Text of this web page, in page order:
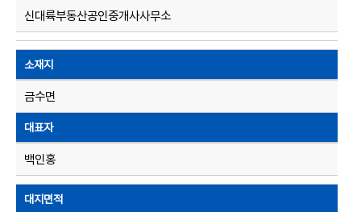
신대륙부동산공인중개사사무소
소재지
금수면
대표자
백인홍
대지면적